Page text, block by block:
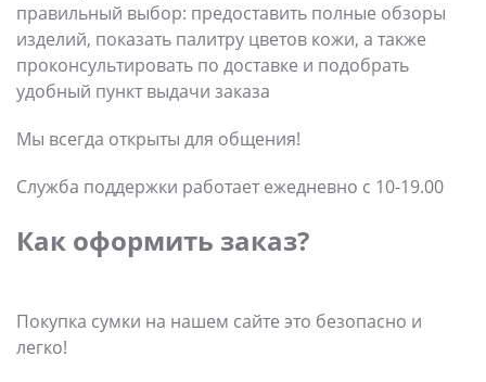
правильный выбор: предоставить полные обзоры
изделий, показать палитру цветов кожи, а также
проконсультировать по доставке и подобрать
удобный пункт выдачи заказа
Мы всегда открыты для общения!
Служба поддержки работает ежедневно с 10-19.00
Как оформить заказ?
Покупка сумки на нашем сайте это безопасно и
легко!